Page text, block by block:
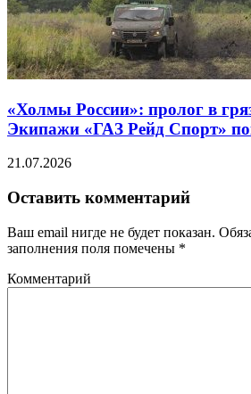
«Холмы России»: пролог в
Экипажи «ГАЗ Рейд Спорт»
21.07.2026
Оставить комментарий
Ваш email нигде не будет показан.
заполнения поля помечены *
Комментарий